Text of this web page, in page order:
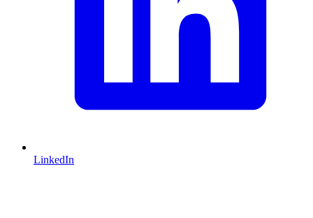
LinkedIn